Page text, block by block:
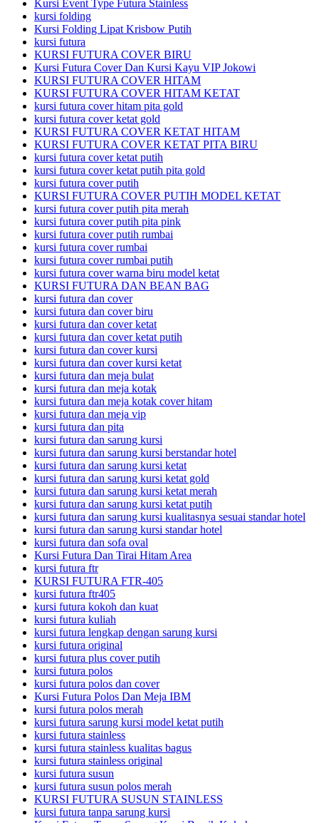
Kursi Event Type Futura Stainless
kursi folding
Kursi Folding Lipat Krisbow Putih
kursi futura
KURSI FUTURA COVER BIRU
Kursi Futura Cover Dan Kursi Kayu VIP Jokowi
KURSI FUTURA COVER HITAM
KURSI FUTURA COVER HITAM KETAT
kursi futura cover hitam pita gold
kursi futura cover ketat gold
KURSI FUTURA COVER KETAT HITAM
KURSI FUTURA COVER KETAT PITA BIRU
kursi futura cover ketat putih
kursi futura cover ketat putih pita gold
kursi futura cover putih
KURSI FUTURA COVER PUTIH MODEL KETAT
kursi futura cover putih pita merah
kursi futura cover putih pita pink
kursi futura cover putih rumbai
kursi futura cover rumbai
kursi futura cover rumbai putih
kursi futura cover warna biru model ketat
KURSI FUTURA DAN BEAN BAG
kursi futura dan cover
kursi futura dan cover biru
kursi futura dan cover ketat
kursi futura dan cover ketat putih
kursi futura dan cover kursi
kursi futura dan cover kursi ketat
kursi futura dan meja bulat
kursi futura dan meja kotak
kursi futura dan meja kotak cover hitam
kursi futura dan meja vip
kursi futura dan pita
kursi futura dan sarung kursi
kursi futura dan sarung kursi berstandar hotel
kursi futura dan sarung kursi ketat
kursi futura dan sarung kursi ketat gold
kursi futura dan sarung kursi ketat merah
kursi futura dan sarung kursi ketat putih
kursi futura dan sarung kursi kualitasnya sesuai standar hotel
kursi futura dan sarung kursi standar hotel
kursi futura dan sofa oval
Kursi Futura Dan Tirai Hitam Area
kursi futura ftr
KURSI FUTURA FTR-405
kursi futura ftr405
kursi futura kokoh dan kuat
kursi futura kuliah
kursi futura lengkap dengan sarung kursi
kursi futura original
kursi futura plus cover putih
kursi futura polos
kursi futura polos dan cover
Kursi Futura Polos Dan Meja IBM
kursi futura polos merah
kursi futura sarung kursi model ketat putih
kursi futura stainless
kursi futura stainless kualitas bagus
kursi futura stainless original
kursi futura susun
kursi futura susun polos merah
KURSI FUTURA SUSUN STAINLESS
kursi futura tanpa sarung kursi